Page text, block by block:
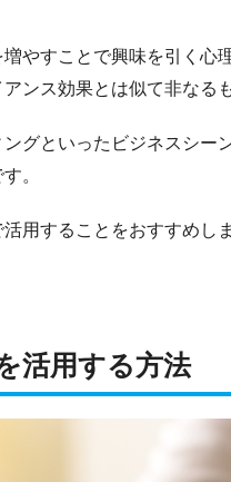
やすことで興味を引く心
ンス効果とは似て非なる
グといったビジネスシー
。
用することをおすすめしま
活用する方法